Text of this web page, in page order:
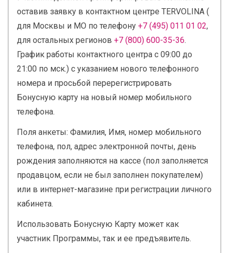
оставив заявку в контактном центре TERVOLINA (
для Москвы и МО по телефону +7 (495) 011 01 02,
для остальных регионов +7 (800) 600-35-36.
График работы контактного центра с 09:00 до
21:00 по мск.) с указанием нового телефонного
номера и просьбой перерегистрировать
Бонусную карту на новый номер мобильного
телефона.
Поля анкеты: Фамилия, Имя, номер мобильного
телефона, пол, адрес электронной почты, день
рождения заполняются на кассе (пол заполняется
продавцом, если не был заполнен покупателем)
или в интернет-магазине при регистрации личного
кабинета.
Использовать Бонусную Карту может как
участник Программы, так и ее предъявитель.